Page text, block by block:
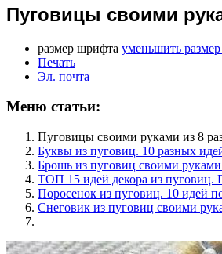
Пуговицы своими
размер шрифта уменьшить
Печать
Эл. почта
Меню статьи:
Пуговицы своими руками из 8
Буквы из пуговиц. 10 разных
Брошь из пуговиц своими
ТОП 15 идей декора из пуговиц.
Поросенок из пуговиц. 10 идей
Снеговик из пуговиц своими